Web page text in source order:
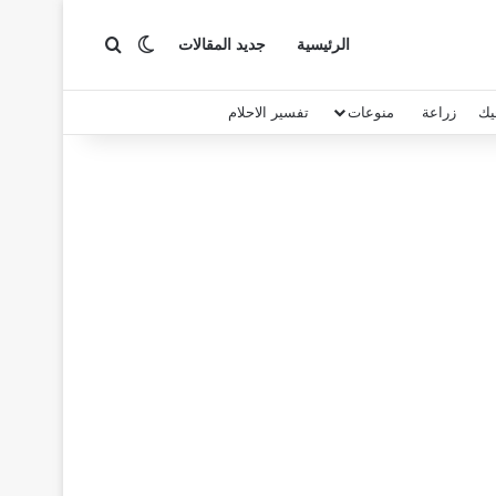
الرئيسية جديد المقالات الوضع المظلم
بحث عن
زراعة منوعات تفسير الاحلام